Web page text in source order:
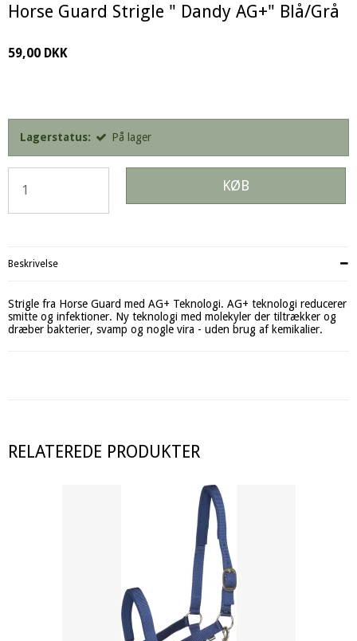
Horse Guard Strigle " Dandy AG+" Blå/Grå
59,00 DKK
Lagerstatus: På lager
KØB
Beskrivelse
Strigle fra Horse Guard med AG+ Teknologi. AG+ teknologi reducerer
smitte og infektioner. Ny teknologi med molekyler der tiltrækker og
dræber bakterier, svamp og nogle vira - uden brug af kemikalier.
RELATEREDE PRODUKTER